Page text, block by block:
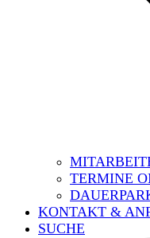
TERMINE
KONTAKT &
SUCHE